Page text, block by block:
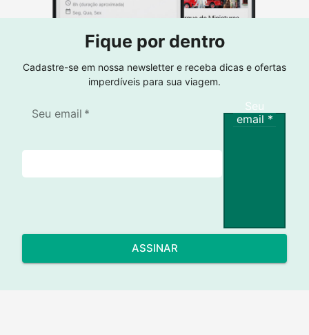
Fique por dentro
Cadastre-se em nossa newsletter e receba dicas e ofertas
imperdíveis para sua viagem.
Seu email *
Seu
email *
ASSINAR